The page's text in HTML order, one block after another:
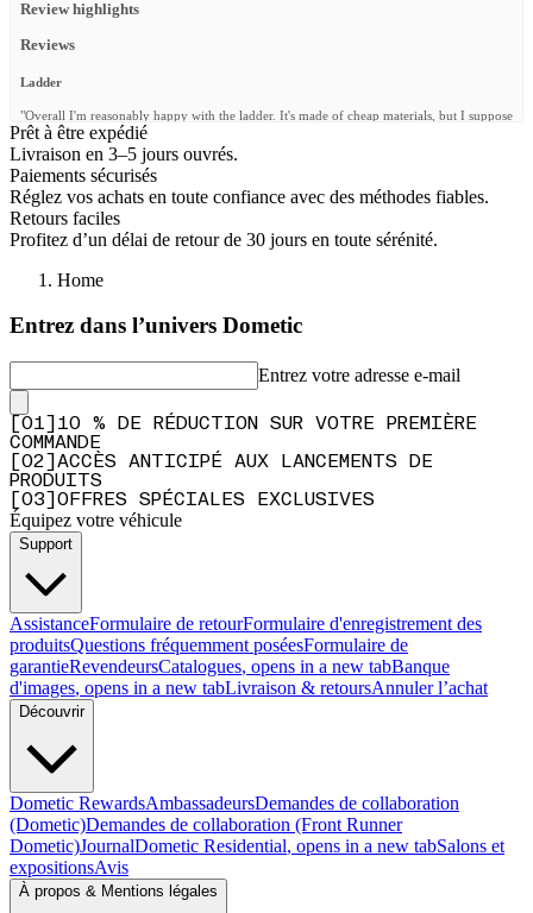
Review highlights
Reviews
Ladder
"Overall I'm reasonably happy with the ladder. It's made of cheap materials, but I suppose
you get what you pay for. It isn't the most expensive option. It's just little things like the
badge is stuck on misaligned and the poor quality of the fixings that are a little
disappointing."
—Robert O.( 3/5)
Leiter für 23er Grenadier
ist alles montiert. Preis/Leistung, passt."
"Alles perfekt, Leiter stabil und schön verarbeitet, alles passt, Schrauben und
Abdeckkappen richtig abgezählt, super verpackt und schnell geliefert, perfekt,
dankeschön."
—Peter S. (5/5
Q&A
Prêt à être expédié
Livraison en 3–5 jours ouvrés.
Paiements sécurisés
Réglez vos achats en toute confiance avec des méthodes fiables.
Retours faciles
Profitez d’un délai de retour de 30 jours en toute sérénité.
Home
Entrez dans l’univers Dometic
Entrez votre adresse e-mail
01
10 % DE RÉDUCTION SUR VOTRE PREMIÈRE
COMMANDE
02
ACCÈS ANTICIPÉ AUX LANCEMENTS DE
PRODUITS
03 OFFRES SPÉCIALES EXCLUSIVES
Équipez votre véhicule
Support
AssistanceFormulaire de retourFormulaire d'enregistrement des
produitsQuestions fréquemment poséesFormulaire de
garantieRevendeursCatalogues, opens in a new tabBanque
d'images, opens in a new tabLivraison & retoursAnnuler l’achat
Découvrir
Dometic RewardsAmbassadeursDemandes de collaboration
(Dometic)Demandes de collaboration (Front Runner
Dometic)JournalDometic Residential, opens in a new tabSalons et
expositionsAvis
À propos & Mentions légales